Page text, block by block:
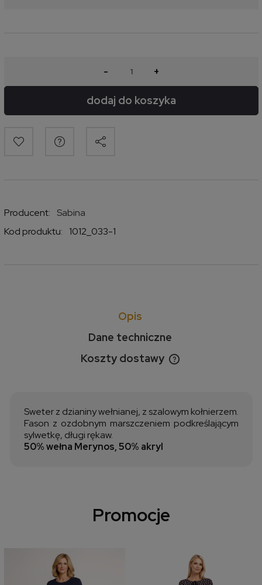
- +
dodaj do koszyka
Producent:
Sabina
Kod produktu:
1012_033-1
Opis
Dane techniczne
Koszty dostawy
Cena nie zawiera ewentualnych kosztów płatności
Sweter z dzianiny wełnianej, z szalowym kołnierzem.
Fason z ozdobnym marszczeniem podkreślającym
sylwetkę, długi rękaw.
50% wełna Merynos, 50% akryl
Promocje